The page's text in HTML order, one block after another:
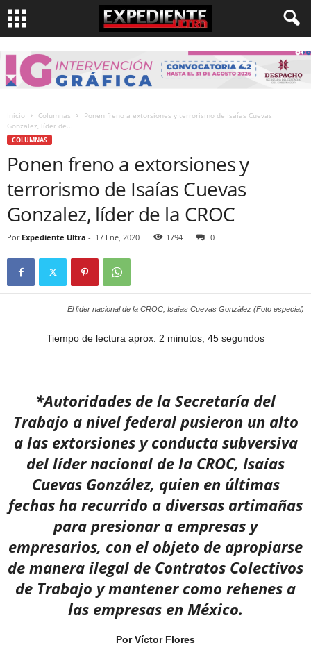
Inicio Columnas
Ponen freno a extorsiones y terrorismo de Isaías Cuevas
Gonzalez, líder de...
COLUMNAS
Ponen freno a extorsiones y
terrorismo de Isaías Cuevas
Gonzalez, líder de la CROC
Por Expediente Ultra - 17 Ene, 2020 1794 0
El líder nacional de la CROC, Isaías Cuevas González (Foto especial)
Tiempo de lectura aprox: 2 minutos, 45 segundos
*Autoridades de la Secretaría del
Trabajo a nivel federal pusieron un alto
a las extorsiones y conducta subversiva
del líder nacional de la CROC, Isaías
Cuevas González, quien en últimas
fechas ha recurrido a diversas artimañas
para presionar a empresas y
empresarios, con el objeto de apropiarse
de manera ilegal de Contratos Colectivos
de Trabajo y mantener como rehenes a
las empresas en México.
Por Víctor Flores